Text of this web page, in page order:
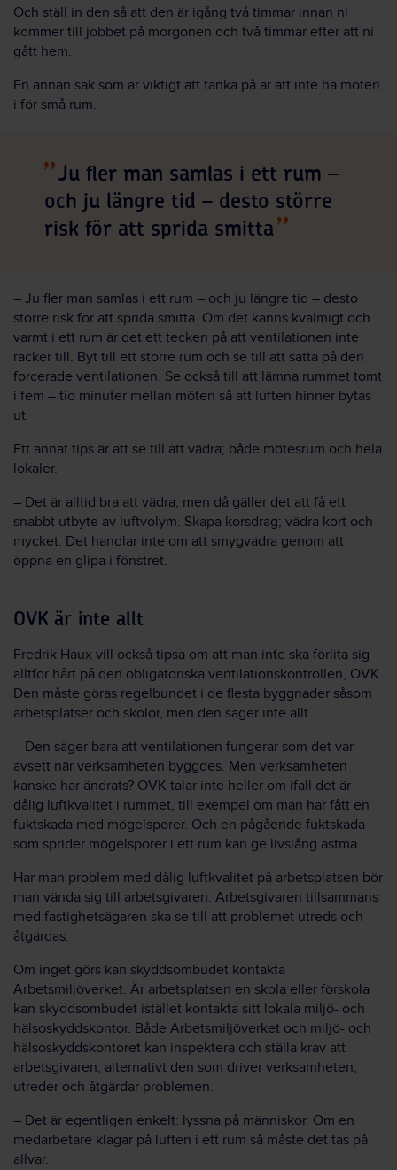
Och ställ in den så att den är igång två timmar innan ni
kommer till jobbet på morgonen och två timmar efter att ni
gått hem.
En annan sak som är viktigt att tänka på är att inte ha möten
i för små rum.
Ju fler man samlas i ett rum –
och ju längre tid – desto större
risk för att sprida smitta
– Ju fler man samlas i ett rum – och ju längre tid – desto
större risk för att sprida smitta. Om det känns kvalmigt och
varmt i ett rum är det ett tecken på att ventilationen inte
räcker till. Byt till ett större rum och se till att sätta på den
forcerade ventilationen. Se också till att lämna rummet tomt
i fem – tio minuter mellan möten så att luften hinner bytas
ut.
Ett annat tips är att se till att vädra; både mötesrum och hela
lokaler.
– Det är alltid bra att vädra, men då gäller det att få ett
snabbt utbyte av luftvolym. Skapa korsdrag; vädra kort och
mycket. Det handlar inte om att smygvädra genom att
öppna en glipa i fönstret.
OVK är inte allt
Fredrik Haux vill också tipsa om att man inte ska förlita sig
alltför hårt på den obligatoriska ventilationskontrollen, OVK.
Den måste göras regelbundet i de flesta byggnader såsom
arbetsplatser och skolor, men den säger inte allt.
– Den säger bara att ventilationen fungerar som det var
avsett när verksamheten byggdes. Men verksamheten
kanske har ändrats? OVK talar inte heller om ifall det är
dålig luftkvalitet i rummet, till exempel om man har fått en
fuktskada med mögelsporer. Och en pågående fuktskada
som sprider mögelsporer i ett rum kan ge livslång astma.
Har man problem med dålig luftkvalitet på arbetsplatsen bör
man vända sig till arbetsgivaren. Arbetsgivaren tillsammans
med fastighetsägaren ska se till att problemet utreds och
åtgärdas.
Om inget görs kan skyddsombudet kontakta
Arbetsmiljöverket. Är arbetsplatsen en skola eller förskola
kan skyddsombudet istället kontakta sitt lokala miljö- och
hälsoskyddskontor. Både Arbetsmiljöverket och miljö- och
hälsoskyddskontoret kan inspektera och ställa krav att
arbetsgivaren, alternativt den som driver verksamheten,
utreder och åtgärdar problemen.
– Det är egentligen enkelt: lyssna på människor. Om en
medarbetare klagar på luften i ett rum så måste det tas på
allvar.